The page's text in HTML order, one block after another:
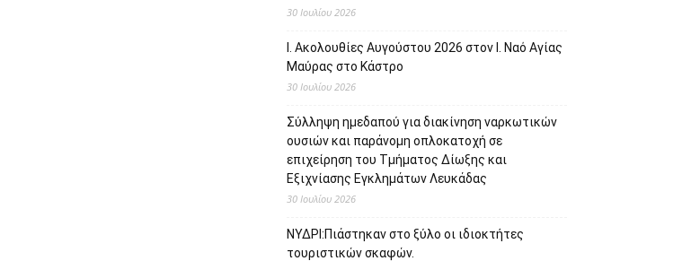
30 Ιουλίου 2026
Ι. Ακολουθίες Αυγούστου 2026 στον Ι. Ναό Αγίας
Μαύρας στο Κάστρο
30 Ιουλίου 2026
Σύλληψη ημεδαπού για διακίνηση ναρκωτικών
ουσιών και παράνομη οπλοκατοχή σε
επιχείρηση του Τμήματος Δίωξης και
Εξιχνίασης Εγκλημάτων Λευκάδας
30 Ιουλίου 2026
ΝΥΔΡΙ:Πιάστηκαν στο ξύλο οι ιδιοκτήτες
τουριστικών σκαφών.